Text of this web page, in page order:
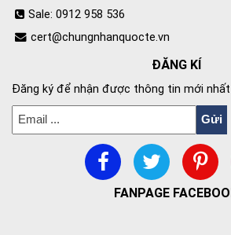
Sale: 0912 958 536
cert@chungnhanquocte.vn
ĐĂNG KÍ
Đăng ký để nhận được thông tin mới
FANPAGE